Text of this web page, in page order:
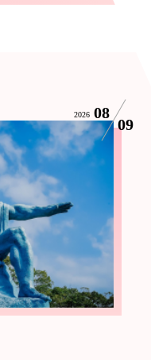
2026 08
09